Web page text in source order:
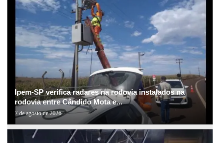
Ipem-SP verifica radares na rodovia instalados na
rodovia entre Cândido Mota e...
7 de agosto de 2026